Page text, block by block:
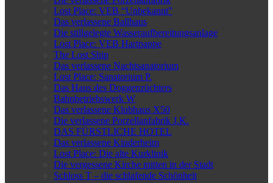
Lost Place: VEB “Unbekannt”
Das verlassene Ballhaus
Die stillgelegte Wasseraufbereitungsanlage
Lost Place: VEB Hartpappe
The Lost Ship
Das verlassene Nachtsanatorium
Lost Place: Sanatorium P.
Das Haus des Doggenzüchters
Bahnbetriebswerk W
Das verlassene Klubhaus X50
Die verlassene Porzellanfabrik J.K.
DAS FÜRSTLICHE HOTEL
Das verlassene Kinderheim
Lost Place: Die alte Kurklinik
Die vergessene Kirche mitten in der Stadt
Schloss T – die schlafende Schönheit